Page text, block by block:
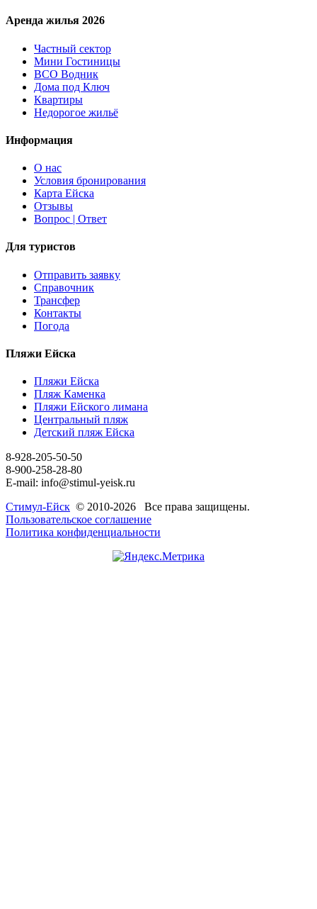
Аренда жилья 2026
Частный сектор
Мини Гостиницы
ВСО Водник
Дома под Ключ
Квартиры
Недорогое жильё
Информация
О наc
Условия бронирования
Карта Ейска
Отзывы
Вопрос | Ответ
Для туристов
Отправить заявку
Справочник
Трансфер
Контакты
Погода
Пляжи Ейска
Пляжи Ейска
Пляж Каменка
Пляжи Ейского лимана
Центральный пляж
Детский пляж Ейска
8-928-205-50-50
8-900-258-28-80
E-mail: info@stimul-yeisk.ru
Стимул-Ейск © 2010-2026 Все права защищены.
Пользовательское соглашение
Политика конфиденциальности